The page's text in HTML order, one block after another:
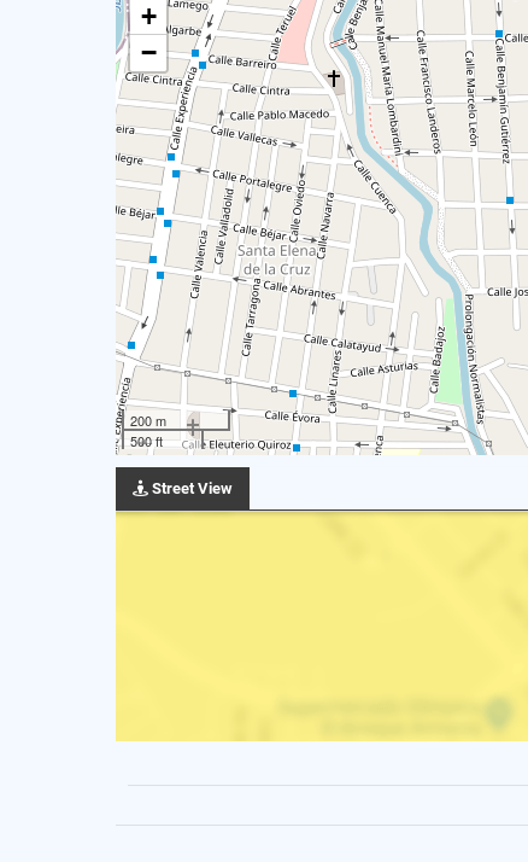
+
−
200 m
500 ft
Street View